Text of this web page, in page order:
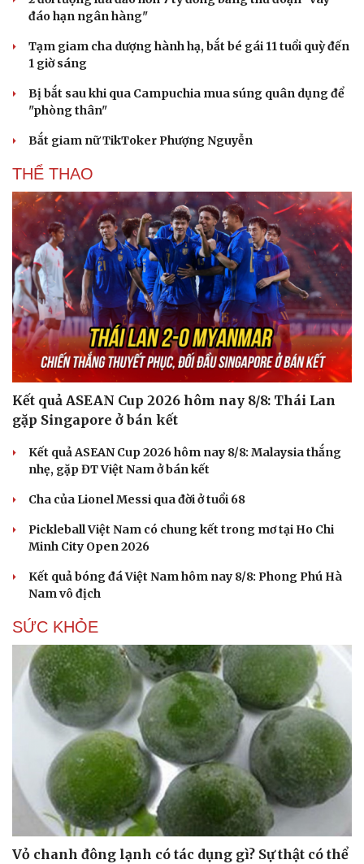
Cải chính
đáo hạn ngân hàng"
Tạm giam cha dượng hành hạ, bắt bé gái 11 tuổi quỳ đến
1 giờ sáng
Bị bắt sau khi qua Campuchia mua súng quân dụng để
"phòng thân"
Bắt giam nữ TikToker Phượng Nguyễn
THỂ THAO
Kết quả ASEAN Cup 2026 hôm nay 8/8: Thái Lan
gặp Singapore ở bán kết
Kết quả ASEAN Cup 2026 hôm nay 8/8: Malaysia thắng
nhẹ, gặp ĐT Việt Nam ở bán kết
Cha của Lionel Messi qua đời ở tuổi 68
Pickleball Việt Nam có chung kết trong mơ tại Ho Chi
Minh City Open 2026
Kết quả bóng đá Việt Nam hôm nay 8/8: Phong Phú Hà
Nam vô địch
SỨC KHỎE
Vỏ chanh đông lạnh có tác dụng gì? Sự thật có thể